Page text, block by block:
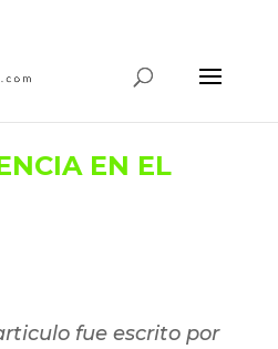
EN EL
fue escrito por